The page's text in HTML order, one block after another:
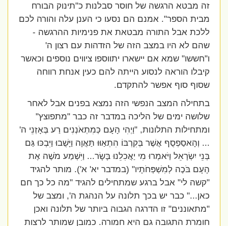
זה מבטא הרגשה של חוסר סבלנות כ"תינוק הבורח
מבית הספר". אמנם הם נסעו כי הענן עלה והורה לכם
ללכת אבל התורה מבטאת את פנימיות ההרגשה -
שהם לא היו במצב הזה של הזדהות עם רצון ה'
ו"חששו" שמא אם יישארו יתווספו ציווים נוספים וכאשר
קיבלו הוראה לנסוע הייתה להם כעין אנחת רווחה
שסוף סוף אפשר להתקדם.
בתחילה המצב הנפשי הזה נמצא בפנים אבל לאחר
שלושה ימים של הליכה במדבר זה כבר "מתפוצץ"
ומתחילות התלונות, "וַיְהִי הָעָם כְּמִתְאֹנְנִים רַע בְּאָזְנֵי ה'
... וְהָאסַפְסֻף אֲשֶׁר בְּקִרְבּוֹ הִתְאַוּוּ תַּאֲוָה וַיָּשֻׁבוּ וַיִּבְכּוּ גַּם
בְּנֵי יִשְׂרָאֵל וַיֹּאמְרוּ מִי יַאֲכִלֵנוּ בָּשָׂר... וַיִּשְׁמַע מֹשֶׁה אֶת
הָעָם בֹּכֶה לְמִשְׁפְּחֹתָיו" (במדבר יא' א'). מותר להגיד
"קשה לי" אבל ברגע שמתחילים להגיד "מה כל כך חם
כאן..." כבר יש בכך תלונה על הנהגת ה', ומצב של
"מתאוננים" זו הדרגה הגבוה ביותר של תלונה ואכן
חומרת התגובה גם היא חמורה. כמובן שמותר לרצות